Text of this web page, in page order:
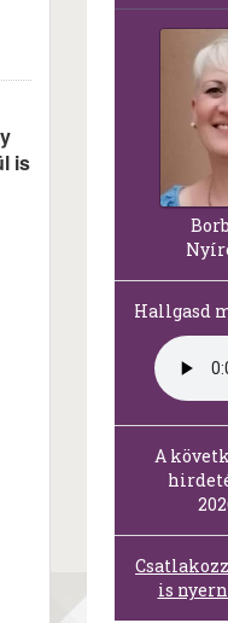
is
Hallgasd
A
is